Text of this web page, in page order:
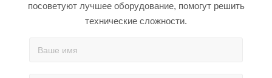
посоветуют лучшее оборудование, помогут решить
технические сложности.